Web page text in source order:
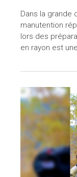
Dans la grande
manutention
lors des
en rayon est